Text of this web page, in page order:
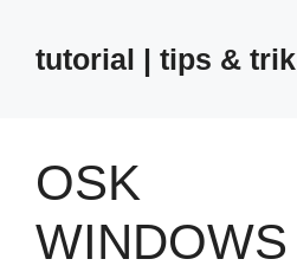
contenttutorial | tips & trik
OSK
WINDOWS